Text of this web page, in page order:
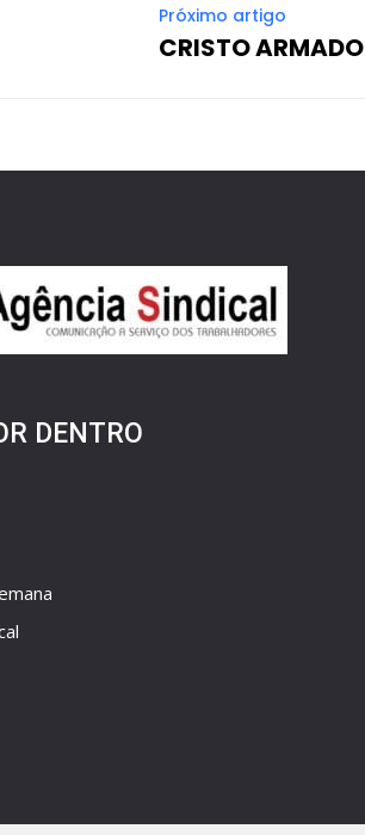
Próximo artigo
CRISTO ARMADO
DENTRO